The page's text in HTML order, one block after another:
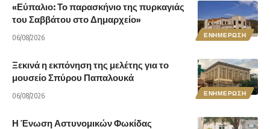
ΕΝΗΜΕΡΩΣΗ
«Εύπαλιο: Το παρασκήνιο της πυρκαγιάς
του Σαββάτου στο Δημαρχείο»
06/08/2026
ΕΝΗΜΕΡΩΣΗ
Ξεκινά η εκπόνηση της μελέτης για το
μουσείο Σπύρου Παπαλουκά
06/08/2026
Η Ένωση Αστυνομικών Φωκίδας